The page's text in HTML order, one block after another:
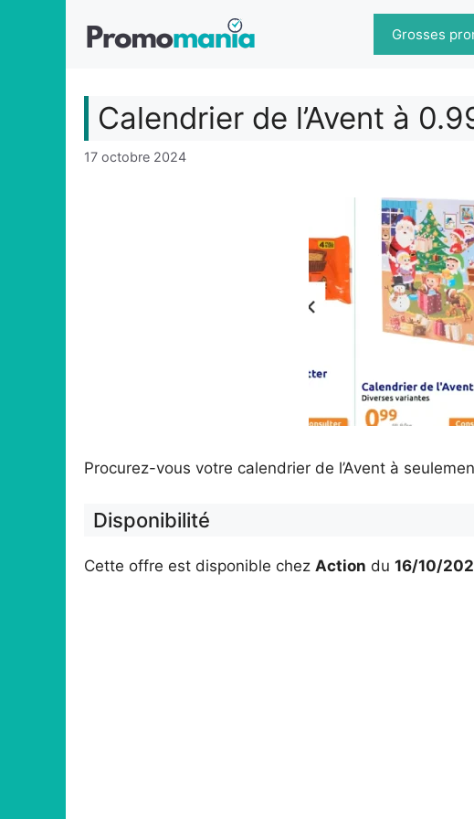
Grosses
Calendrier de l’Avent à
17 octobre 2024
Procurez-vous votre calendrier de l’Avent à
Disponibilité
Cette offre est disponible chez Action du 16/10/